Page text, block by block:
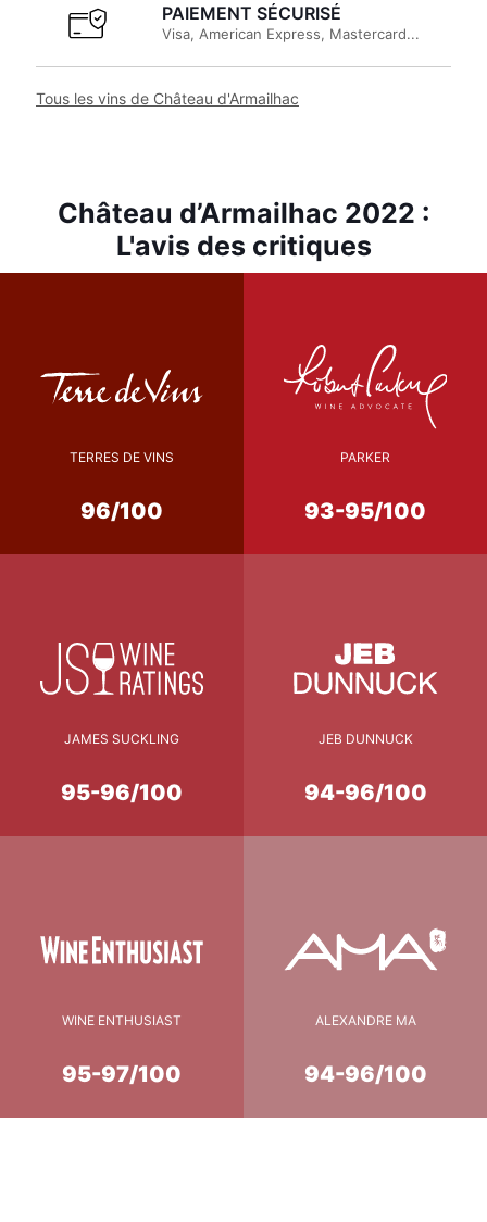
PAIEMENT SÉCURISÉ
Visa, American Express, Mastercard...
Tous les vins de Château d'Armailhac
Château d’Armailhac 2022 :
L'avis des critiques
TERRES DE VINS
96/100
PARKER
93-95/100
JAMES SUCKLING
95-96/100
JEB DUNNUCK
94-96/100
WINE ENTHUSIAST
95-97/100
ALEXANDRE MA
94-96/100